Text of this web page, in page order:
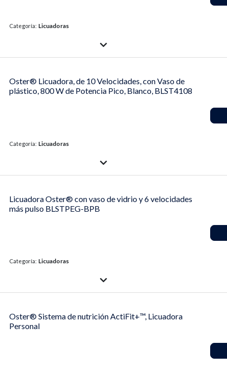
Categoría: Licuadoras
Oster® Licuadora, de 10 Velocidades, con Vaso de
plástico, 800 W de Potencia Pico, Blanco, BLST4108
Categoría: Licuadoras
Licuadora Oster® con vaso de vidrio y 6 velocidades
más pulso BLSTPEG-BPB
Categoría: Licuadoras
Oster® Sistema de nutrición ActiFit+™, Licuadora
Personal